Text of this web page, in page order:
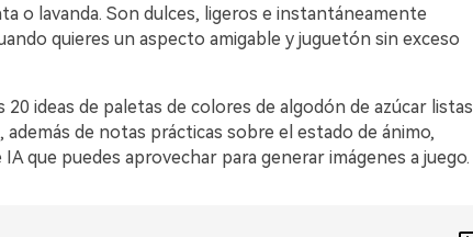
o lavanda. Son dulces, ligeros e instantáneamente
quieres un aspecto amigable y juguetón sin exceso
ideas de paletas de colores de algodón de azúcar listas
además de notas prácticas sobre el estado de ánimo,
que puedes aprovechar para generar imágenes a juego.